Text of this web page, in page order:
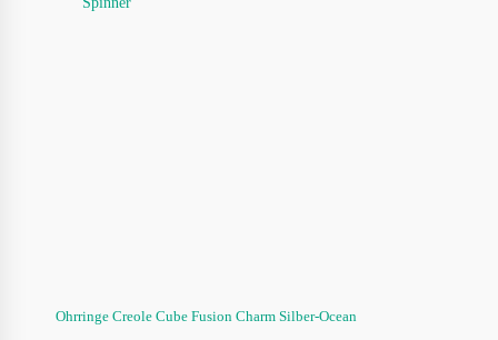
Ohrringe Creole Cube Fusion Charm Silber-Ocean